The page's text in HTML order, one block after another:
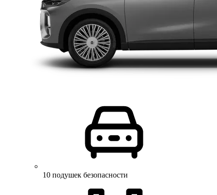
10 подушек безопасности